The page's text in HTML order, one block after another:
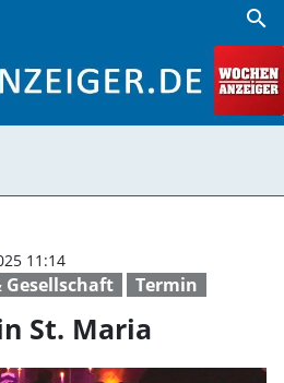
search
Gesellschaft Termin
11:14
St. Maria